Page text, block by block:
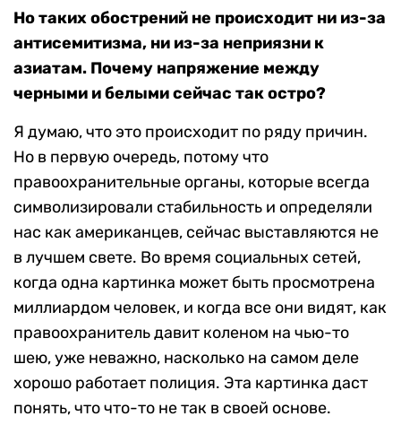
Но таких обострений не происходит ни из-за
антисемитизма, ни из-за неприязни к
азиатам. Почему напряжение между
черными и белыми сейчас так остро?
Я думаю, что это происходит по ряду причин.
Но в первую очередь, потому что
правоохранительные органы, которые всегда
символизировали стабильность и определяли
нас как американцев, сейчас выставляются не
в лучшем свете. Во время социальных сетей,
когда одна картинка может быть просмотрена
миллиардом человек, и когда все они видят, как
правоохранитель давит коленом на чью-то
шею, уже неважно, насколько на самом деле
хорошо работает полиция. Эта картинка даст
понять, что что-то не так в своей основе.